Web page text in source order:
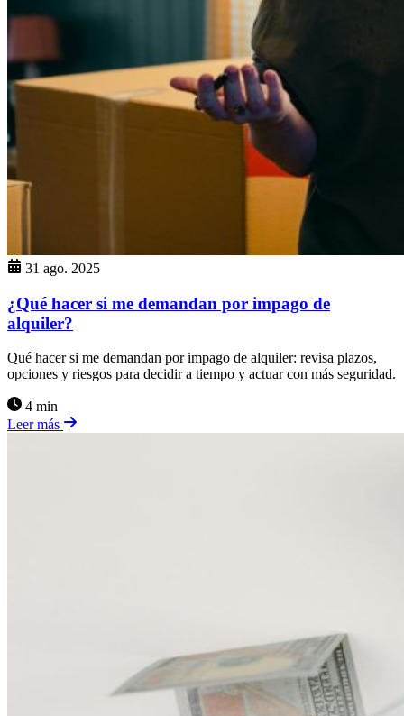
31 ago. 2025
¿Qué hacer si me demandan por impago de
alquiler?
Qué hacer si me demandan por impago de alquiler: revisa plazos,
opciones y riesgos para decidir a tiempo y actuar con más seguridad.
4 min
Leer más